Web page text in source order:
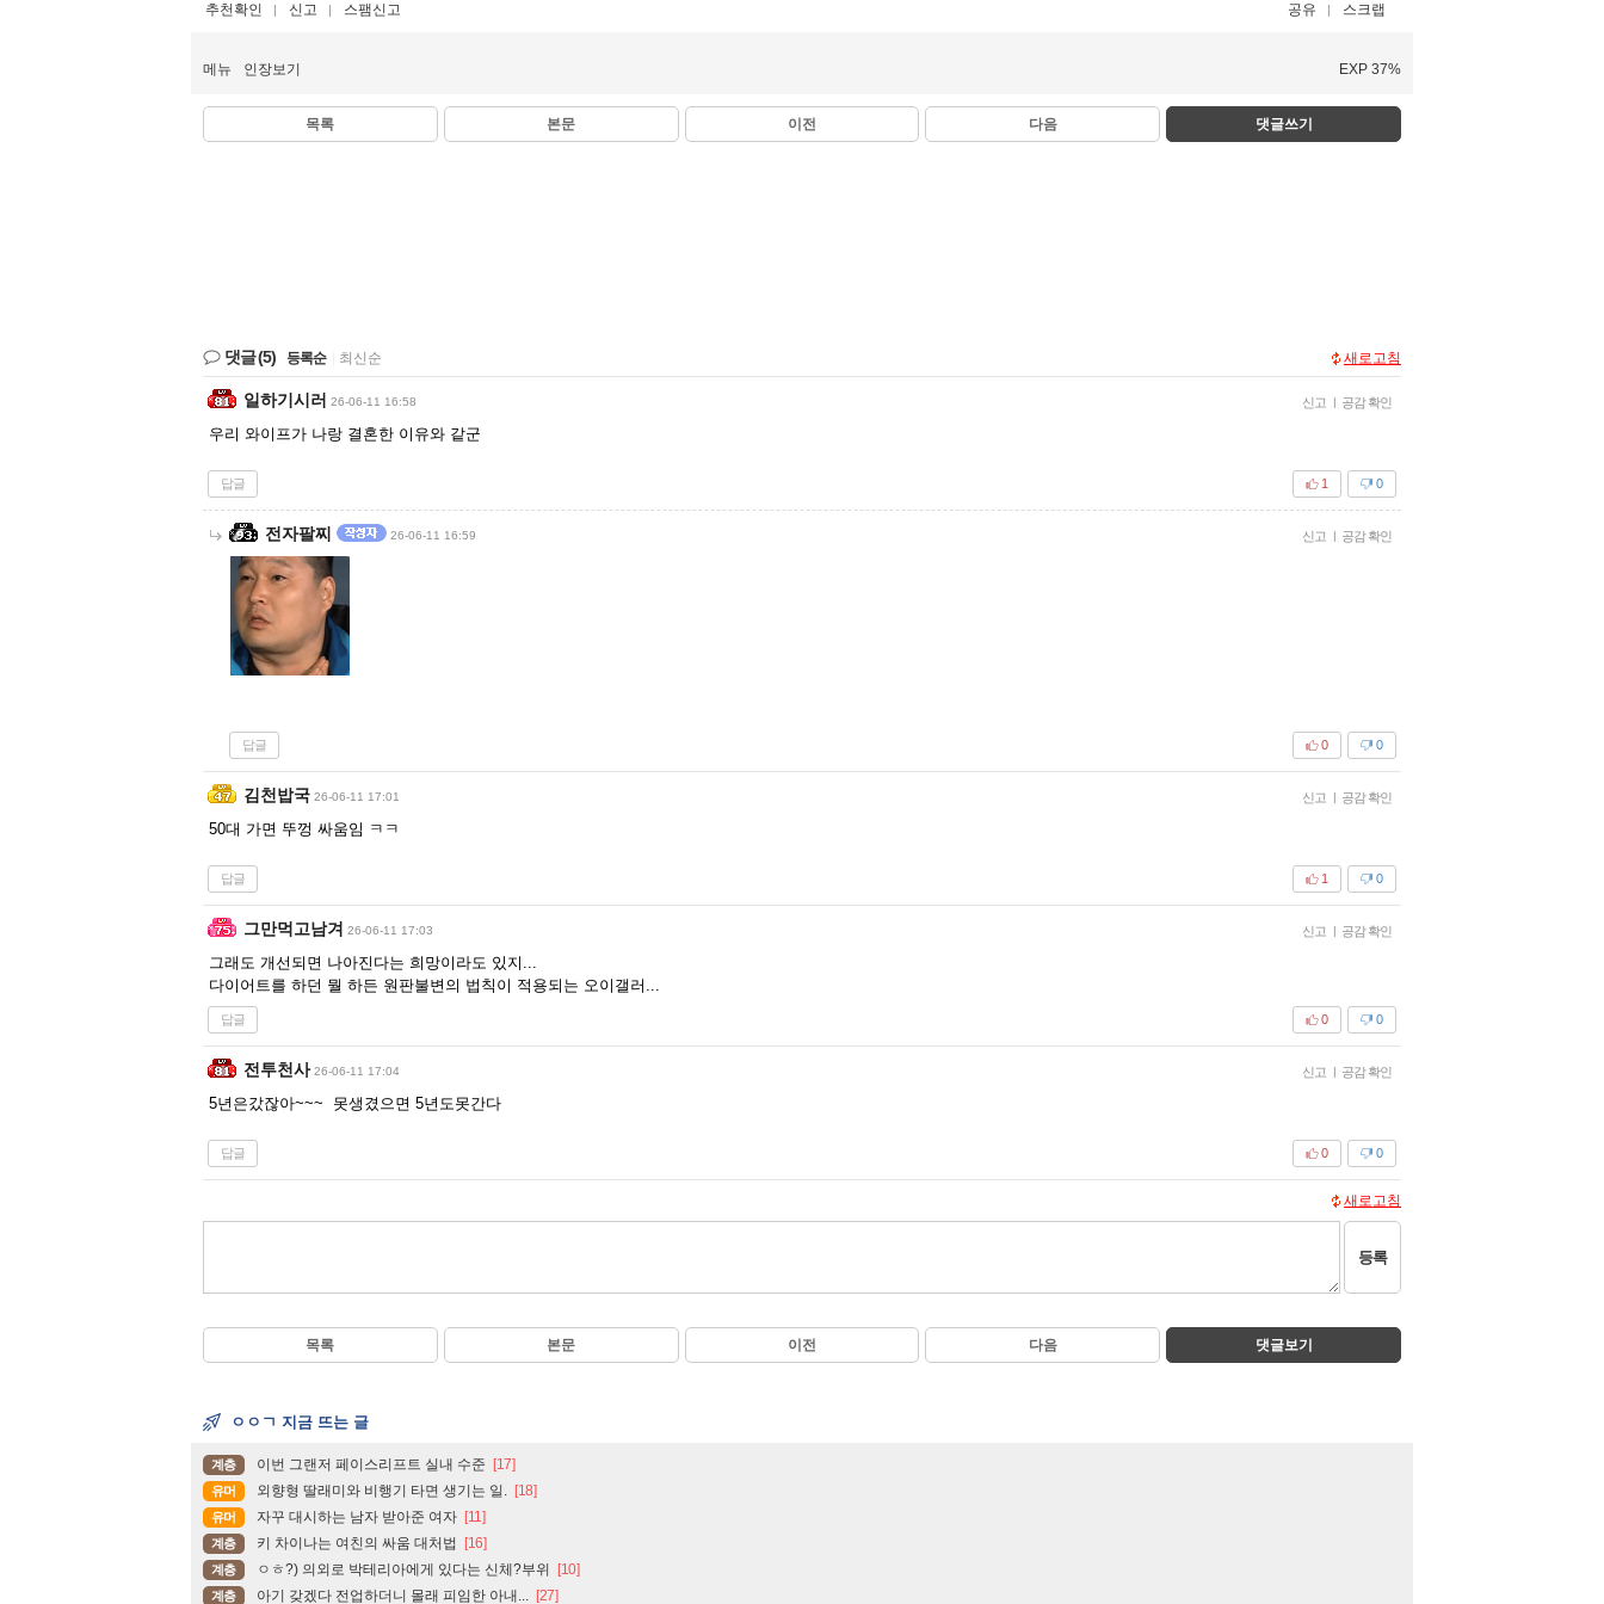
추천확인 신고 스팸신고 공유 스크랩
메뉴 인장보기 EXP 37%
목록 본문 이전 다음 댓글쓰기
댓글(5) 등록순 최신순 새로고침
일하기시러 26-06-11 16:58 신고 | 공감 확인
우리 와이프가 나랑 결혼한 이유와 같군
답글 0
1
전자팔찌 26-06-11 16:59 신고 | 공감 확인
답글 0
0
김천밥국 26-06-11 17:01 신고 | 공감 확인
50대 가면 뚜껑 싸움임 ㅋㅋ
답글 0
1
그만먹고남겨 26-06-11 17:03 신고 | 공감 확인
그래도 개선되면 나아진다는 희망이라도 있지...
다이어트를 하던 뭘 하든 원판불변의 법칙이 적용되는 오이갤러...
답글 0
0
전투천사 26-06-11 17:04 신고 | 공감 확인
5년은갔잖아~~~ 못생겼으면 5년도못간다
답글 0
0
새로고침
등록
목록 본문 이전 다음 댓글보기
ㅇㅇㄱ 지금 뜨는 글
계층 이번 그랜저 페이스리프트 실내 수준 [17]
유머 외향형 딸래미와 비행기 타면 생기는 일. [18]
유머 자꾸 대시하는 남자 받아준 여자 [11]
계층 키 차이나는 여친의 싸움 대처법 [16]
계층 ㅇㅎ?) 의외로 박테리아에게 있다는 신체?부위 [10]
계층 아기 갖겠다 전업하더니 몰래 피임한 아내... [27]